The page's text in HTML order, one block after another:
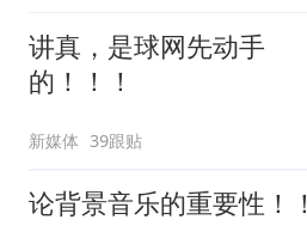
讲真，是球网先动手
的！！！
新媒体 39跟贴
论背景音乐的重要性！！